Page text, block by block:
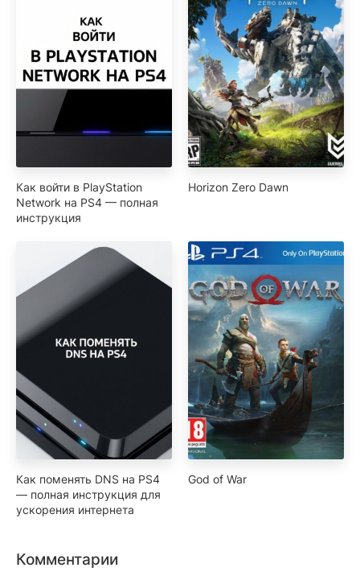
Как войти в PlayStation
Network на PS4 — полная
инструкция
Horizon Zero Dawn
Как поменять DNS на PS4
— полная инструкция для
ускорения интернета
God of War
Комментарии